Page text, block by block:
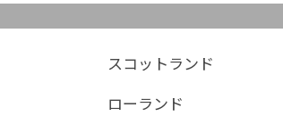
スコットランド
ローランド